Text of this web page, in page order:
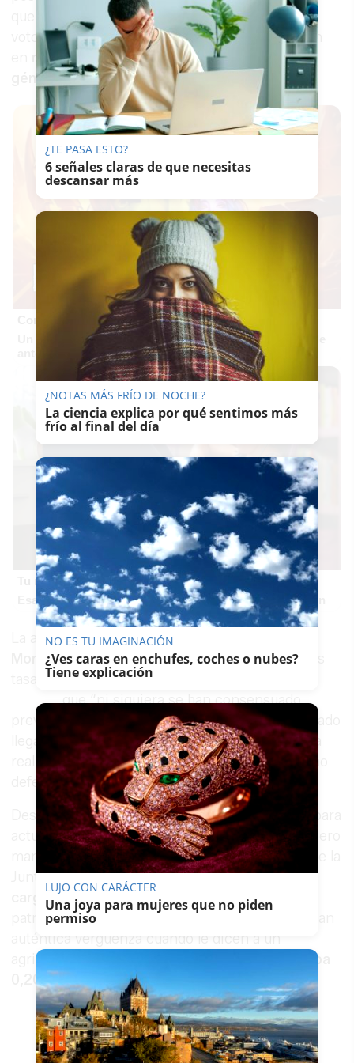
que hizo a Unidas Podemos y PSOE retirar sus
votos afirmativos. Las concesiones a Vox fueron
materias como la caza o la violencia de
género.
Corepunk MMORPG
Un verdadero MMORPG de la vieja escuela ¡Cómo los de
antes, pero mejor!
Tu memoria y la música
Esa canción antigua que no olvidas tiene una explicación
La asociación denuncia que el
Moreno Bonillaha incorporado en la ley “nuevas
tasas inexistentes a la fecha” y, además, añade
que “ni siquiera se han consensuado
previamente con el sector”. Este duro comunicado
llega pocos días después de que Moreno Bonilla
realizara varios actos en entornos rurales como
defensa al campo andaluz.
DesdeAsaja Cádizseñalan que una nueva ley para
actualizar precios y servicios era “necesaria”, pero
manifiestan que “no tiene ni pies ni cabeza” que la
Junta de Andalucía “aproveche la misma para
cargar de tasas al sector agrario
”. Según la
patronal, las Oficinas Comarcales Agrarias “pasan
auténtica vergüenza cuando le dicen a un
agricultor y/o ganadero que lo que antes
costaba
0,20 € ahora son 4 €
¿TE PASA ESTO?
6 señales claras de que necesitas
descansar más
¿NOTAS MÁS FRÍO DE NOCHE?
La ciencia explica por qué sentimos más
frío al final del día
NO ES TU IMAGINACIÓN
¿Ves caras en enchufes, coches o nubes?
Tiene explicación
LUJO CON CARÁCTER
Una joya para mujeres que no piden
permiso